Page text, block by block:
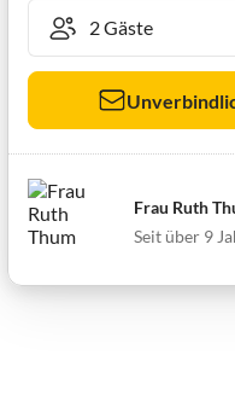
Frau Ruth
Seit über 9